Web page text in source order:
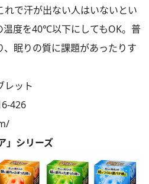
で汗が出ない人はいないとい
温度を40℃以下にしてもOK。普
眠りの質に課題があったりす
レット
426
」シリーズ